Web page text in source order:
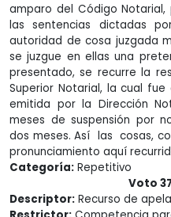
amparo del Código
las sentencias dictadas
autoridad de cosa juzgada
se juzgue en ellas una
presentado, se recurre la
Superior Notarial, la cual
emitida por la Dirección
meses de suspensión por
dos meses. Así las cosas,
pronunciamiento aquí
Categoría: Repetitivo
Voto
Descriptor: Recurso de